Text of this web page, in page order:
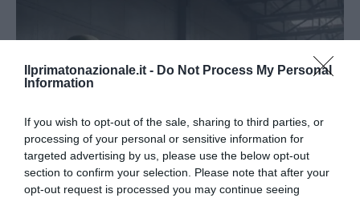
Ilprimatonazionale.it - Do Not Process My Personal
Information
If you wish to opt-out of the sale, sharing to third parties, or
processing of your personal or sensitive information for
targeted advertising by us, please use the below opt-out
section to confirm your selection. Please note that after your
opt-out request is processed you may continue seeing